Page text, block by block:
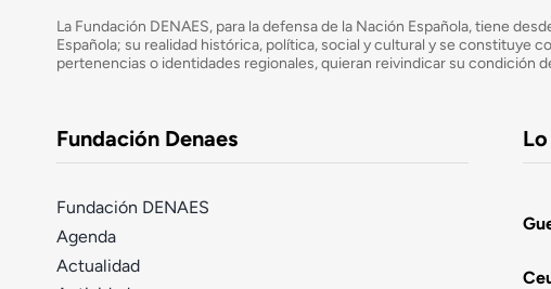
La Fundación DENAES, para la defensa de la Nación Española, tiene
Española; su realidad histórica, política, social y cultural y se constituye
pertenencias o identidades regionales, quieran reivindicar su condición
Fundación Denaes
Fundación DENAES
Agenda
Actualidad